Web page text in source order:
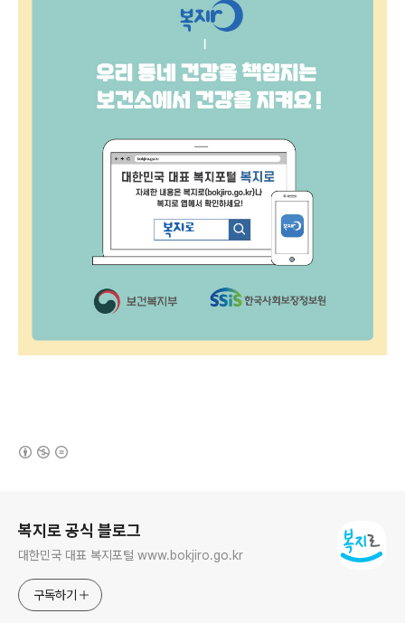
복지로 공식 블로그
대한민국 대표 복지포털 www.bokjiro.go.kr
구독하기